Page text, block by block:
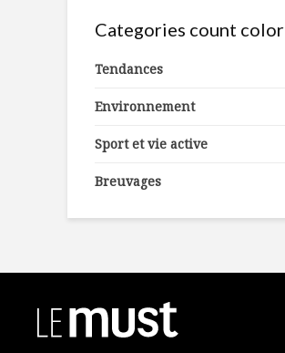
Categories count color
Tendances
Environnement
Sport et vie active
Breuvages